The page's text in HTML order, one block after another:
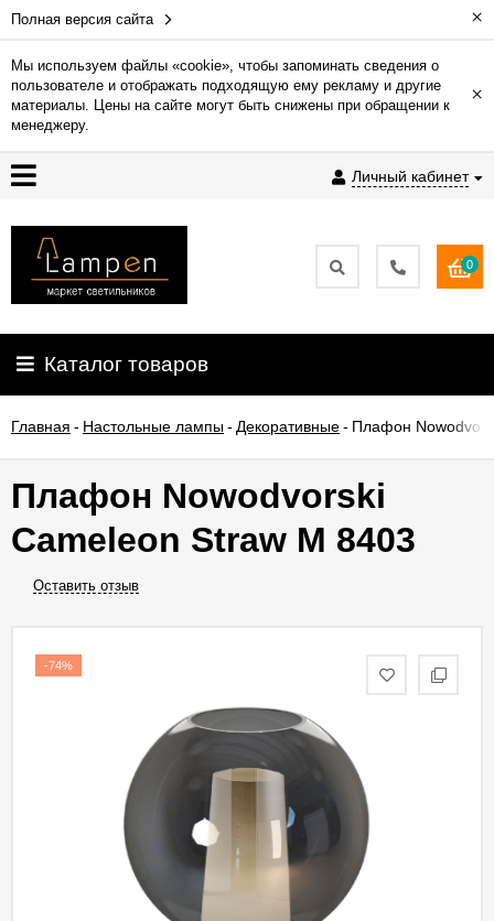
Полная версия сайта ×
Мы используем файлы «cookie», чтобы запоминать сведения о
пользователе и отображать подходящую ему рекламу и другие
материалы. Цены на сайте могут быть снижены при обращении к
менеджеру.
×
Личный кабинет
Гарантия
Доставка
и
Контакты
освещения
О
0
Каталог товаров
Главная - Настольные лампы- Декоративные- Плафон
Плафон Nowodvorski
Cameleon Straw M 8403
Оставить отзыв
-74%